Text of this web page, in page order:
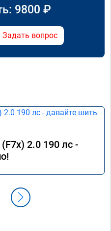
9800 ₽
Задать вопрос
2.0 190 лс -